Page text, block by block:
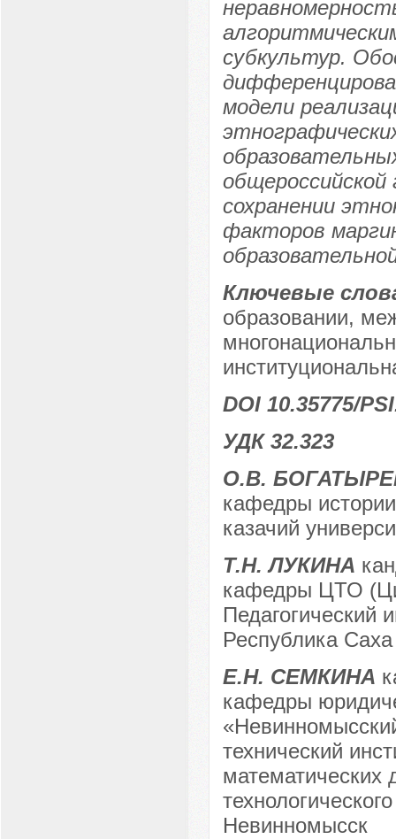
субкультур.
модели
сохранении
факторов
Ключевые
образовании,
DOI 10.35775/
УДК 32.323
О.В.
кафедры
казачий
Т.Н. ЛУКИНА
кафедры ЦТО
Республика Саха
Е.Н. СЕМКИНА
кафедры
технический
математических
Невинномысск